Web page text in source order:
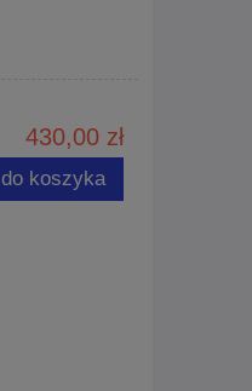
430,00 zł
do koszyka